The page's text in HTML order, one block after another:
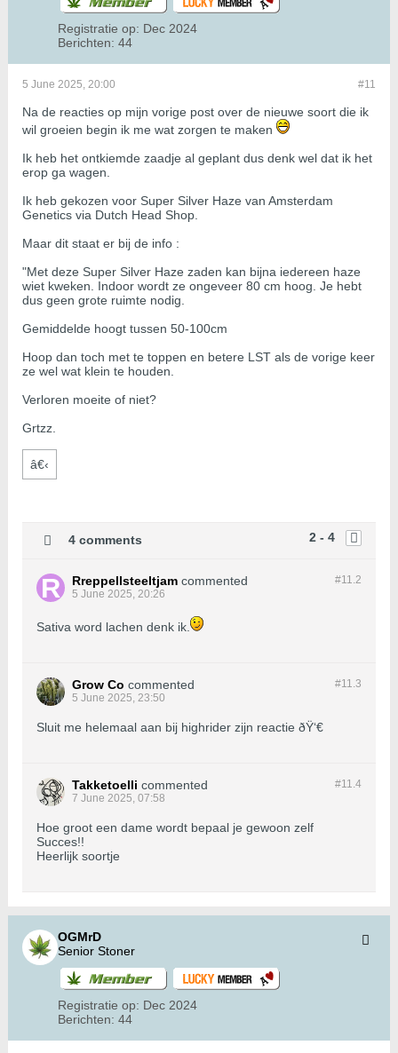
Registratie op: Dec 2024
Berichten: 44
#11
5 June 2025, 20:00
Na de reacties op mijn vorige post over de nieuwe soort die ik
wil groeien begin ik me wat zorgen te maken
Ik heb het ontkiemde zaadje al geplant dus denk wel dat ik het
erop ga wagen.
Ik heb gekozen voor Super Silver Haze van Amsterdam
Genetics via Dutch Head Shop.
Maar dit staat er bij de info :
"Met deze Super Silver Haze zaden kan bijna iedereen haze
wiet kweken. Indoor wordt ze ongeveer 80 cm hoog. Je hebt
dus geen grote ruimte nodig.
Gemiddelde hoogt tussen 50-100cm
Hoop dan toch met te toppen en betere LST als de vorige keer
ze wel wat klein te houden.
Verloren moeite of niet?
Grtzz.
â€‹
2 - 4
4 comments
#11.2
Rreppellsteeltjam commented
5 June 2025, 20:26
Sativa word lachen denk ik.
#11.3
Grow Co commented
5 June 2025, 23:50
Sluit me helemaal aan bij highrider zijn reactie ðŸ‘€
#11.4
Takketoelli commented
7 June 2025, 07:58
Hoe groot een dame wordt bepaal je gewoon zelf
Succes!!
Heerlijk soortje
OGMrD
Senior Stoner
Registratie op: Dec 2024
Berichten: 44